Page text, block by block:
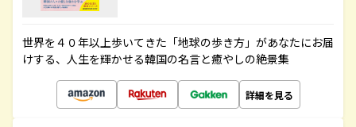
世界を４０年以上歩いてきた「地球の歩き方」があなたにお届
けする、人生を輝かせる韓国の名言と癒やしの絶景集
詳細を見る